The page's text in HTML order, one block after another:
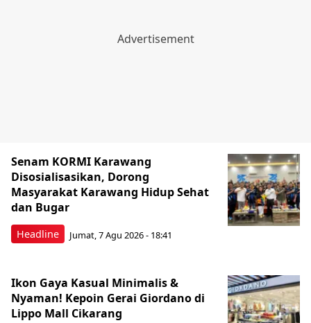
Headline
Senam KORMI Karawang
Disosialisasikan, Dorong
Masyarakat Karawang Hidup Sehat
dan Bugar
Jumat, 7 Agu 2026 - 18:41
Ikon Gaya Kasual Minimalis &
Nyaman! Kepoin Gerai Giordano di
Lippo Mall Cikarang